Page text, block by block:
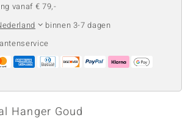
vanaf € 79,-
binnen 3-7 dagen
Hanger Goud